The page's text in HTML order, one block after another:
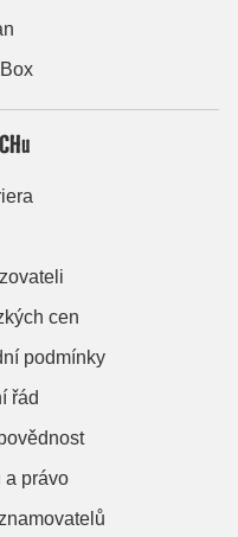
cen
podmínky
řád
a právo